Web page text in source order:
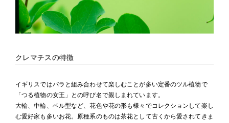
クレマチスの特徴
イギリスではバラと組み合わせて楽しむことが多い定番のツル植物で
「つる植物の女王」との呼び名で親しまれています。
大輪、中輪、ベル型など、花色や花の形も様々でコレクションして楽し
む愛好家も多いお花。原種系のものは茶花として古くから愛されてきま